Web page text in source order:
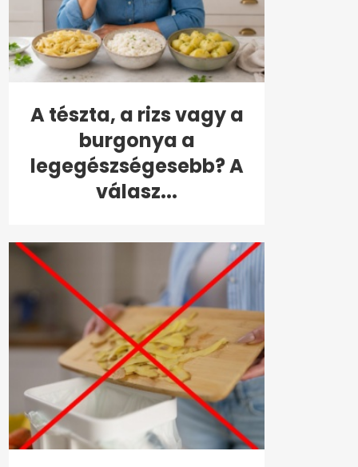
A tészta, a rizs vagy a
burgonya a
legegészségesebb? A
válasz...